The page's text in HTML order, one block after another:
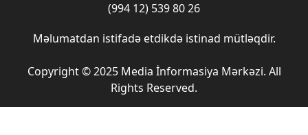
(994 12) 539 80 26
Məlumatdan istifadə etdikdə istinad mütləqdir.
Copyright © 2025 Media İnformasiya Mərkəzi. All
Rights Reserved.